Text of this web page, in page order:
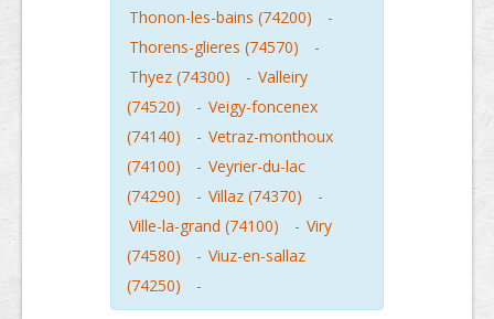
Thonon-les-bains (74200)
-
Thorens-glieres (74570)
-
Thyez (74300)
- Valleiry
(74520)
- Veigy-foncenex
(74140)
- Vetraz-monthoux
(74100)
- Veyrier-du-lac
(74290)
- Villaz (74370)
-
Ville-la-grand (74100)
- Viry
(74580)
- Viuz-en-sallaz
(74250)
-